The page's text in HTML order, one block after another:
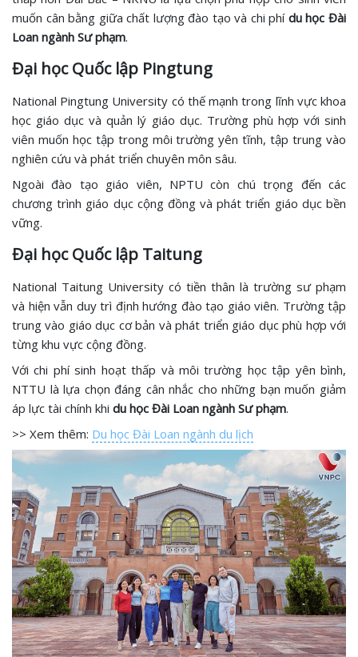
muốn cân bằng giữa chất lượng đào tạo và chi phídu học Đài
Loan ngành Sư phạm.
Đại học Quốc lập Pingtung
National Pingtung University có thế mạnh trong lĩnh vực khoa
học giáo dục và quản lý giáo dục. Trường phù hợp với sinh
viên muốn học tập trong môi trường yên tĩnh, tập trung vào
nghiên cứu và phát triển chuyên môn sâu.
Ngoài đào tạo giáo viên, NPTU còn chú trọng đến các
chương trình giáo dục cộng đồng và phát triển giáo dục bền
vững.
Đại học Quốc lập Taitung
National Taitung University có tiền thân là trường sư phạm
và hiện vẫn duy trì định hướng đào tạo giáo viên. Trường tập
trung vào giáo dục cơ bản và phát triển giáo dục phù hợp với
từng khu vực cộng đồng.
Với chi phí sinh hoạt thấp và môi trường học tập yên bình,
NTTU là lựa chọn đáng cân nhắc cho những bạn muốn giảm
áp lực tài chính khi du học Đài Loan ngành Sư phạm.
>> Xem thêm: Du học Đài Loan ngành du lịch